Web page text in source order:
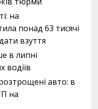
на
понад 63 тисячі
взуття
в липні
водіїв
авто: в
на